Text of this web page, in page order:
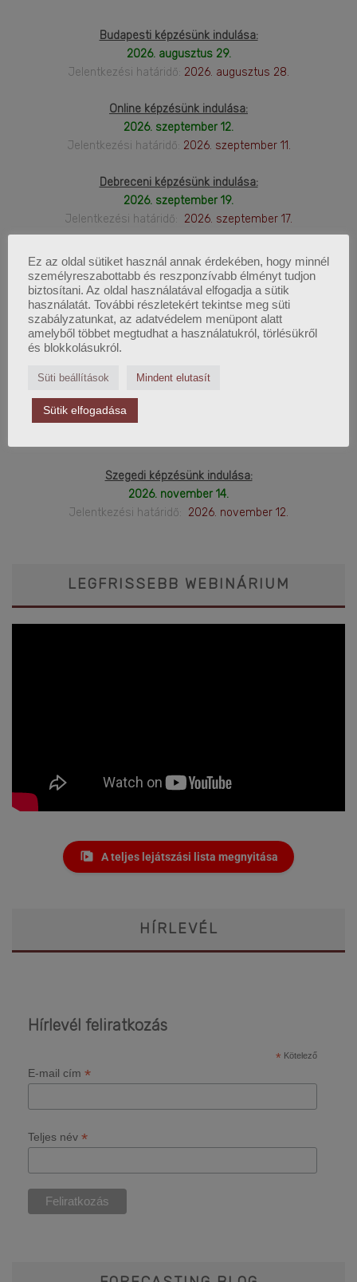
Budapesti képzésünk indulása:
2026. augusztus 29.
Jelentkezési határidő: 2026. augusztus 28.
Online képzésünk indulása:
2026. szeptember 12.
Jelentkezési határidő: 2026. szeptember 11.
Debreceni képzésünk indulása:
2026. szeptember 19.
Jelentkezési határidő: 2026. szeptember 17.
Kecskeméti képzésünk indulása:
2026. szeptember 26.
Jelentkezési határidő:2026. szeptember 24.
Székesfehérvári képzésünk indulása:
Nyíregyházi képzésünk indulása:
2026. október 10.
Szegedi képzésünk indulása:
2026. november 14.
Jelentkezési határidő: 2026. november 12.
LEGFRISSEBB WEBINÁRIUM
A teljes lejátszási lista megnyitása
HÍRLEVÉL
Hírlevél feliratkozás
* Kötelező
E-mail cím *
Teljes név *
Ez az oldal sütiket használ annak érdekében, hogy minnél
személyreszabottabb és reszponzívabb élményt tudjon
biztosítani. Az oldal használatával elfogadja a sütik
használatát. További részletekért tekintse meg süti
szabályzatunkat, az adatvédelem menüpont alatt
amelyből többet megtudhat a használatukról, törlésükről
és blokkolásukról.
Süti beállítások Mindent elutasít
Sütik elfogadása